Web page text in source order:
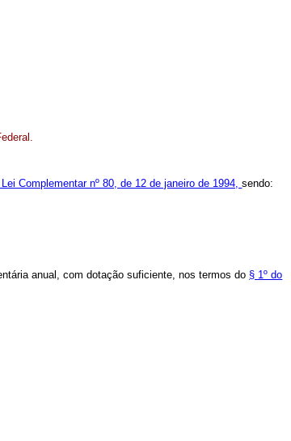
Complementar nº 80, de 12 de janeiro de 1994,sendo:
anual, com dotação suficiente, nos termos do § 1º do